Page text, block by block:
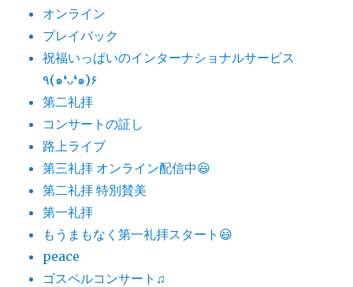
オンライン
プレイバック
祝福いっぱいのインターナショナルサービス
٩(๑❛ᴗ❛๑)۶
第二礼拝
コンサートの証し
路上ライブ
第三礼拝 オンライン配信中😃
第二礼拝 特別賛美
第一礼拝
もうまもなく第一礼拝スタート😃
peace
ゴスペルコンサート♫